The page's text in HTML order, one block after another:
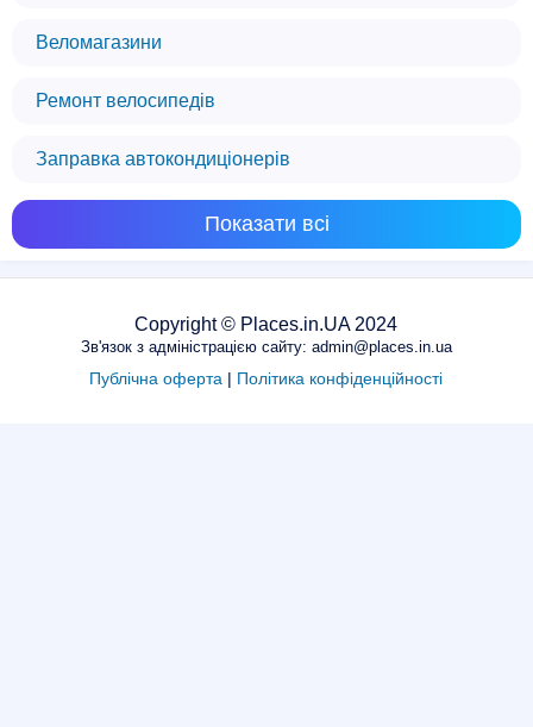
Веломагазини
Ремонт велосипедів
Заправка автокондиціонерів
Показати всі
Copyright © Places.in.UA 2024
Зв'язок з адміністрацією сайту: admin@places.in.ua
Публічна оферта | Політика конфіденційності